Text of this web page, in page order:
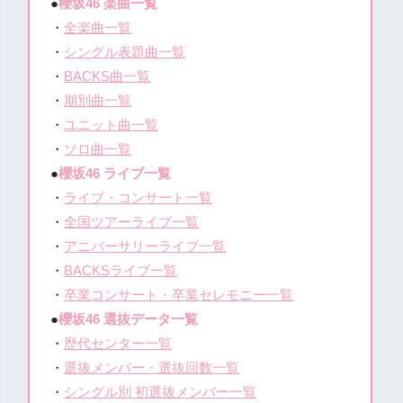
・全楽曲一覧
・ シングル表題曲一覧
・ BACKS曲一覧
・期別曲一覧
・ ユニット曲一覧
・ ソロ曲一覧
●櫻坂46 ライブ一覧
・ ライブ・コンサート一覧
・全国ツアーライブ一覧
・ アニバーサリーライブ一覧
・ BACKSライブ一覧
・卒業コンサート・卒業セレモニー一覧
●櫻坂46 選抜データ一覧
・ 歴代センター一覧
・選抜メンバー・選抜回数一覧
・ シングル別 初選抜メンバー一覧